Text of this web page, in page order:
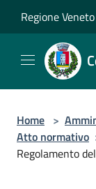
Regione Veneto
Home >
Atto normativo
Regolamento